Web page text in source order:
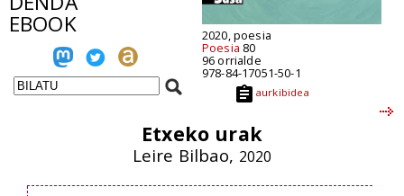
EBOOK 2020, poesia
Poesia 80
96 orrialde
978-84-17051-50-1
aurkibidea
Etxeko urak
Leire Bilbao, 2020